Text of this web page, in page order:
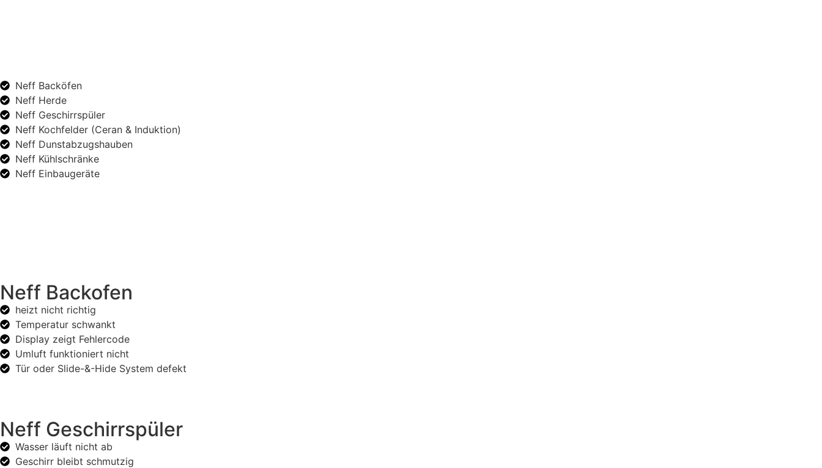
Neff Backöfen
Neff Herde
Neff Geschirrspüler
Neff Kochfelder (Ceran & Induktion)
Neff Dunstabzugshauben
Neff Kühlschränke
Neff Einbaugeräte
Neff Backofen
heizt nicht richtig
Temperatur schwankt
Display zeigt Fehlercode
Umluft funktioniert nicht
Tür oder Slide-&-Hide System defekt
Neff Geschirrspüler
Wasser läuft nicht ab
Geschirr bleibt schmutzig